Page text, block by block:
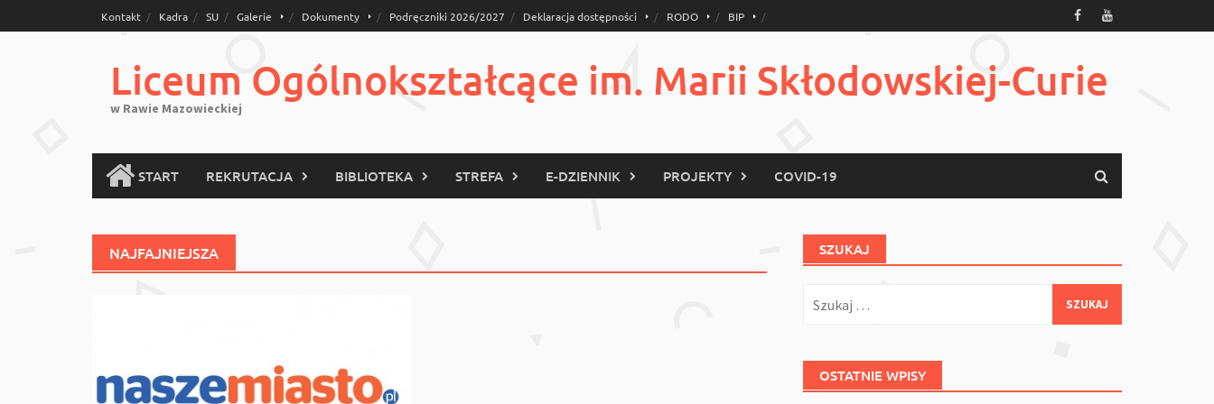
to
Kontakt Kadra SU Galerie Dokumenty Podręczniki 2026/2027 Deklaracja dostępności RODO BIP
Liceum Ogólnokształcące im. Marii Skłodowskiej-Curie
w Rawie Mazowieckiej
START REKRUTACJA BIBLIOTEKA STREFA E-DZIENNIK PROJEKTY COVID-19
NAJFAJNIEJSZA SZUKAJ
OSTATNIE WPISY